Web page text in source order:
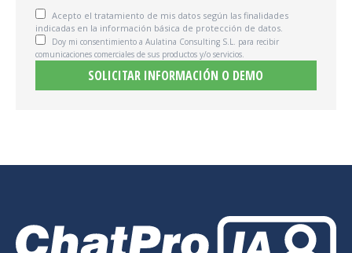
Acepto el tratamiento de mis datos según las finalidades
indicadas en la información básica de protección de datos.
Doy mi consentimiento a Aulatina Consulting S.L. para recibir
comunicaciones comerciales de sus productos y/o servicios.